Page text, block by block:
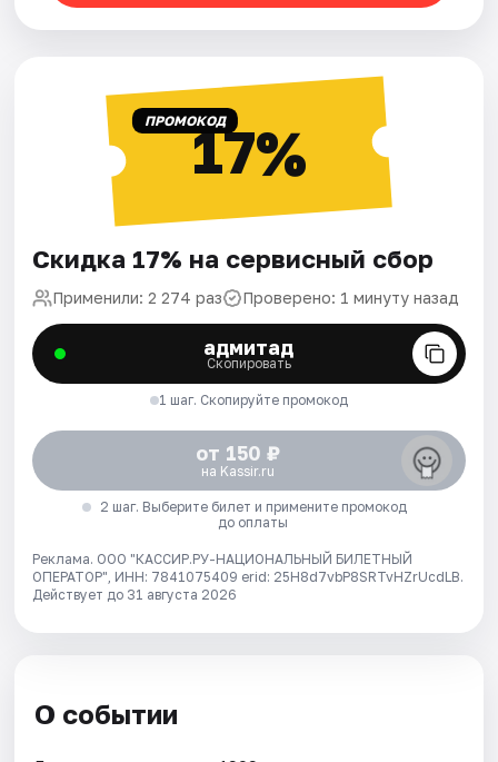
ПРОМОКОД17%
Скидка 17% на сервисный сбор
Применили: 2 274 раз Проверено: 1 минуту назад
адмитад
Скопировать
1 шаг. Скопируйте промокод
от 150 ₽
на Kassir.ru
2 шаг. Выберите билет и примените промокод
до оплаты
Реклама. ООО "КАССИР.РУ-НАЦИОНАЛЬНЫЙ БИЛЕТНЫЙ
ОПЕРАТОР", ИНН: 7841075409 erid: 25H8d7vbP8SRTvHZrUcdLB.
Действует до 31 августа 2026
О событии